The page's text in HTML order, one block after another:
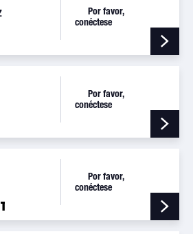
Por favor,
conéctese
Por favor,
conéctese
Por favor,
conéctese